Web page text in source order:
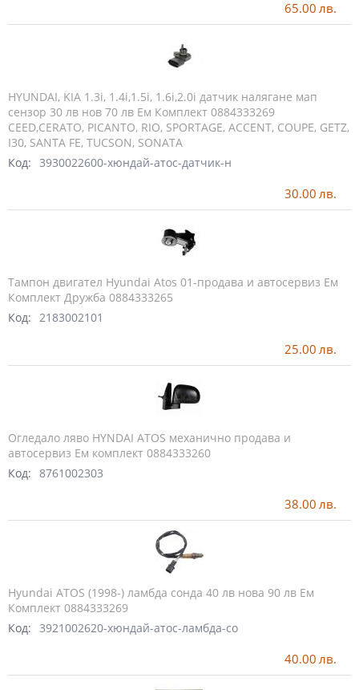
65.00 лв.
HYUNDAI, KIA 1.3i, 1.4i,1.5i, 1.6i,2.0i датчик налягане мап
сензор 30 лв нов 70 лв Ем Комплект 0884333269
CEED,CERATO, PICANTO, RIO, SPORTAGE, ACCENT, COUPE, GETZ,
I30, SANTA FE, TUCSON, SONATA
Код: 3930022600-хюндай-атос-датчик-н
30.00 лв.
Тампон двигател Hyundai Atos 01-продава и автосервиз Ем
Комплект Дружба 0884333265
Код: 2183002101
25.00 лв.
Огледало ляво HYNDAI ATOS механично продава и
автосервиз Ем комплект 0884333260
Код: 8761002303
38.00 лв.
Hyundai ATOS (1998-) ламбда сонда 40 лв нова 90 лв Ем
Комплект 0884333269
Код: 3921002620-хюндай-атос-ламбда-со
40.00 лв.